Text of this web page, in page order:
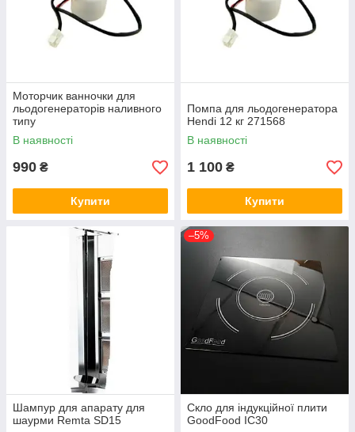
Моторчик ванночки для
льодогенераторів наливного
типу
В наявності
990 ₴
Купити
Помпа для льодогенератора
Hendi 12 кг 271568
В наявності
1 100 ₴
Купити
Шампур для апарату для
шаурми Remta SD15
–5%
Скло для індукційної плити
GoodFood IC30